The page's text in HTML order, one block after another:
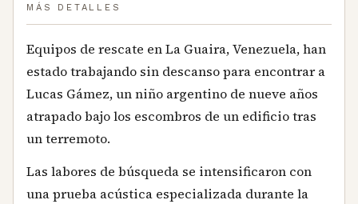
MÁS DETALLES
Equipos de rescate en La Guaira, Venezuela, han
estado trabajando sin descanso para encontrar a
Lucas Gámez, un niño argentino de nueve años
atrapado bajo los escombros de un edificio tras
un terremoto.
Las labores de búsqueda se intensificaron con
una prueba acústica especializada durante la